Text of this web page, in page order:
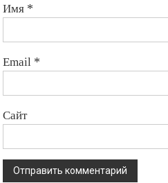
Имя *
Email *
Сайт